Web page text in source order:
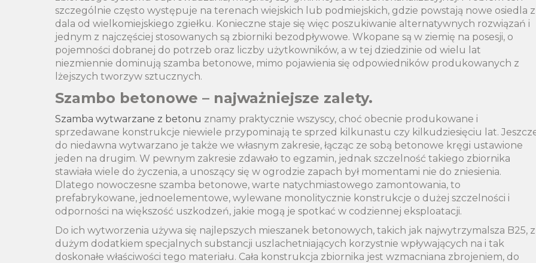
szczególnie często występuje na terenach wiejskich lub podmiejskich, gdzie powstają nowe osiedla z
dala od wielkomiejskiego zgiełku. Konieczne staje się więc poszukiwanie alternatywnych rozwiązań i
jednym z najczęściej stosowanych są zbiorniki bezodpływowe. Wkopane są w ziemię na posesji, o
pojemności dobranej do potrzeb oraz liczby użytkowników, a w tej dziedzinie od wielu lat
niezmiennie dominują szamba betonowe, mimo pojawienia się odpowiedników produkowanych z
lżejszych tworzyw sztucznych.
Szambo betonowe – najważniejsze zalety.
Szamba wytwarzane z betonu znamy praktycznie wszyscy, choć obecnie produkowane i
sprzedawane konstrukcje niewiele przypominają te sprzed kilkunastu czy kilkudziesięciu lat.
do niedawna wytwarzano je także we własnym zakresie, łącząc ze sobą betonowe kręgi ustawione
jeden na drugim. W pewnym zakresie zdawało to egzamin, jednak szczelność takiego zbiornika
stawiała wiele do życzenia, a unoszący się w ogrodzie zapach był momentami nie do zniesienia.
Dlatego nowoczesne szamba betonowe, warte natychmiastowego zamontowania, to
prefabrykowane, jednoelementowe, wylewane monolitycznie konstrukcje o dużej szczelności i
odporności na większość uszkodzeń, jakie mogą je spotkać w codziennej eksploatacji.
Do ich wytworzenia używa się najlepszych mieszanek betonowych, takich jak najwytrzymalsza B25, z
dużym dodatkiem specjalnych substancji uszlachetniających korzystnie wpływających na i tak
doskonałe właściwości tego materiału. Cała konstrukcja zbiornika jest wzmacniana zbrojeniem, do